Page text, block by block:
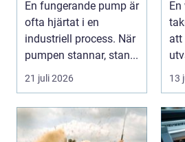
En fungerande pump är
ofta hjärtat i en
industriell process. När
pumpen stannar, stan...
21 juli 2026
att
13